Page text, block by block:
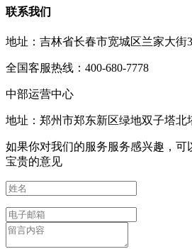
联系我们
地址：吉林省长春市宽城区兰家大街
全国客服热线：400-680-7778
中部运营中心
地址：郑州市郑东新区绿地双子塔北
如果你对我们的服务服务感兴趣，可
宝贵的意见